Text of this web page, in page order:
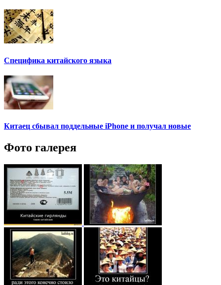
Специфика китайского языка
Китаец сбывал поддельные iPhone и получал новые
Фото галерея